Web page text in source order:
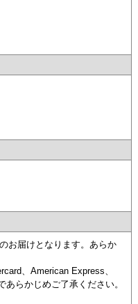
お届けとなります。あらか
、American Express、
らかじめご了承ください。